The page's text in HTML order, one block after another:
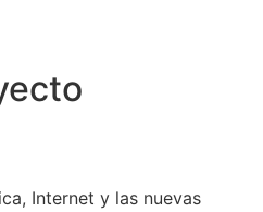
Internet y las nuevas